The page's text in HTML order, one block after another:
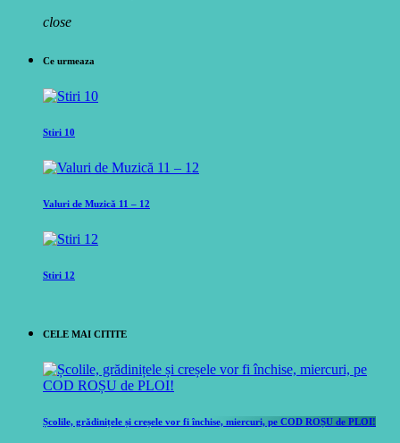
close
Ce urmeaza
Stiri 10
Valuri de Muzică 11 – 12
Stiri 12
CELE MAI CITITE
Școlile, grădinițele și creșele vor fi închise, miercuri, pe COD ROȘU de PLOI!